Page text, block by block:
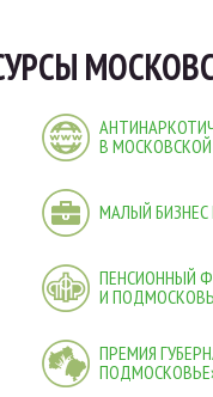
В
МАЛЫЙ
ПЕНСИОННЫЙ
И
ПРЕМИЯ